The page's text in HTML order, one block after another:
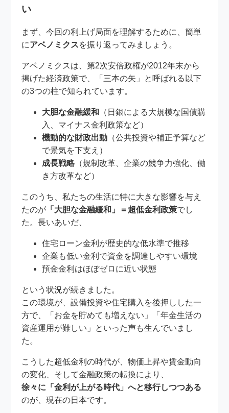
い
まず、今回の利上げ局面を理解するために、簡単
にアベノミクスを振り返ってみましょう。
アベノミクスは、第2次安倍政権が2012年末から
掲げた経済政策で、「三本の矢」と呼ばれる以下
の3つの柱で知られています。
大胆な金融緩和
（日銀による大規模な国債購
入、マイナス金利政策など）
機動的な財政出動 （公共投資や補正予算など
で景気を下支え）
成長戦略（規制改革、企業の競争力強化、働
き方改革など）
このうち、私たちの生活に特に大きな影響を与え
たのが 「大胆な金融緩和」＝超低金利政策でし
た。長いあいだ、
住宅ローン金利が歴史的な低水準で推移
企業も低い金利で資金を調達しやすい環境
預金金利はほぼゼロに近い状態
という状況が続きました。
この環境が、設備投資や住宅購入を後押しした一
方で、「お金を貯めても増えない」「年金生活の
資産運用が難しい」といった声も生んでいまし
た。
こうした超低金利の時代が、物価上昇や賃金動向
の変化、そして金融政策の転換により、
徐々に「金利が上がる時代」へと移行しつつある
のが、現在の日本です。